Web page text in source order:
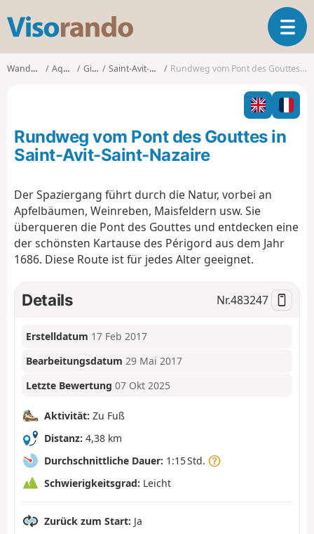
s
o
o
T
o
g
l
n
i
Wanderungen Aquitanien Gironde Saint-Avit-Saint-Nazaire Rundweg vom Pont des Gouttes in Saint-Avit-Saint-Nazaire
Rundweg vom Pont des Gouttes in
Saint-Avit-Saint-Nazaire
Der Spaziergang führt durch die Natur, vorbei an
Apfelbäumen, Weinreben, Maisfeldern usw. Sie
überqueren die Pont des Gouttes und entdecken eine
der schönsten Kartause des Périgord aus dem Jahr
1686. Diese Route ist für jedes Alter geeignet.
Details Nr.483247
Erstelldatum 17 Feb 2017
Bearbeitungsdatum 29 Mai 2017
Letzte Bewertung 07 Okt 2025
Aktivität: Zu Fuß
Distanz: 4,38 km
Durchschnittliche Dauer: 1:15 Std.
Schwierigkeitsgrad: Leicht
Zurück zum Start: Ja